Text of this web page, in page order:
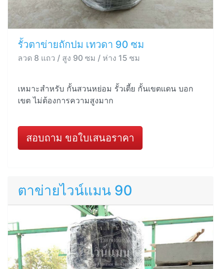
รั้วตาข่ายถักปม เทวดา 90 ซม
ลวด 8 แถว / สูง 90 ซม / ห่าง 15 ซม
เหมาะสำหรับ กั้นสวนหย่อม รั้วเตี้ย กั้นเขตแดน บอก
เขต ไม่ต้องการความสูงมาก
สอบถาม ขอใบเสนอราคา
ตาข่ายไวน์แมน 90